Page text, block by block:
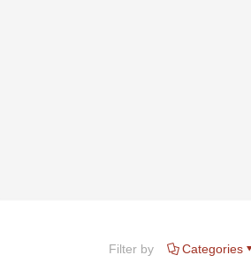
Filter by Categories